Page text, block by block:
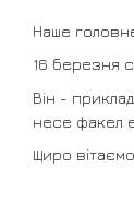
Наше
16 березня
Він -
несе факел
Щиро